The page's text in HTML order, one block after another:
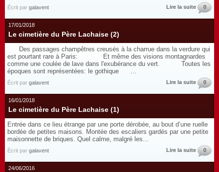
Écrit par galavent Lire la suite 0
17/01/2018
Le cimetière du Père Lachaise (2)
Des passages champêtres creusés à la charrue dans la verdure qui
est pourtant rare à Paris: Et même des visions montagnardes
comme une coulée de lave dans l'exubérance du vert. Toutes les
époques sont représentées: le gothique ...
Écrit par galavent Lire la suite 0
16/01/2018
Le cimetière du Père Lachaise (1)
Entrée dans ce lieu étrange par une porte dérobée, au bout d’une ruelle
bordée de petites maisons. Montée des escaliers gardés par une petite
maisonnette de briques. Quel calme, malgré les...
Écrit par galavent Lire la suite 0
24/06/2016